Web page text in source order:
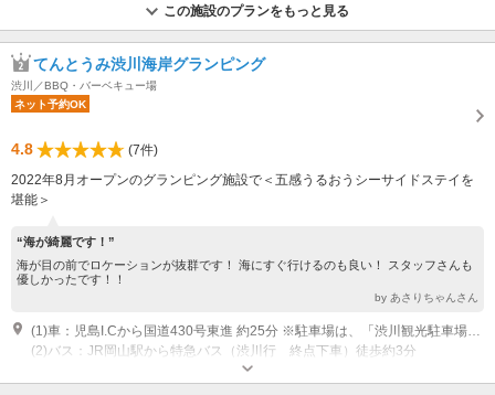
この施設のプランをもっと見る
てんとうみ渋川海岸グランピング
渋川／BBQ・バーベキュー場
ネット予約OK
4.8
(7件)
2022年8月オープンのグランピング施設で＜五感うるおうシーサイドステイを
堪能＞
“海が綺麗です！”
海が目の前でロケーションが抜群です！ 海にすぐ行けるのも良い！ スタッフさんも
優しかったです！！
by あさりちゃんさん
(2)バス：JR岡山駅から特急バス（渋川行 終点下車）徒歩約3分
近隣駐車場あり（無料）100台 渋川観光駐車場をご利用ください。